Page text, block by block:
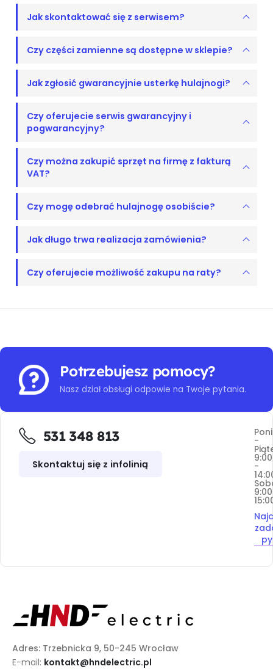
Jak skontaktować się z serwisem?
Czy części zamienne są dostępne w sklepie?
Jak zgłosić gwarancyjnie usterkę hulajnogi?
Czy oferujecie serwis gwarancyjny i
pogwarancyjny?
Czy można zakupić sprzęt na firmę z fakturą
VAT?
Czy mogę odebrać hulajnogę osobiście?
Jak długo trwa realizacja zamówienia?
Czy oferujecie możliwość zakupu na raty?
Potrzebujesz pomocy?
Nasz dział obsługi odpowie na Twoje pytania.
531 348 813
Skontaktuj się z infolinią
-
9:00
-
Adres: Trzebnicka 9, 50-245 Wrocław
E-mail: kontakt@hndelectric.pl